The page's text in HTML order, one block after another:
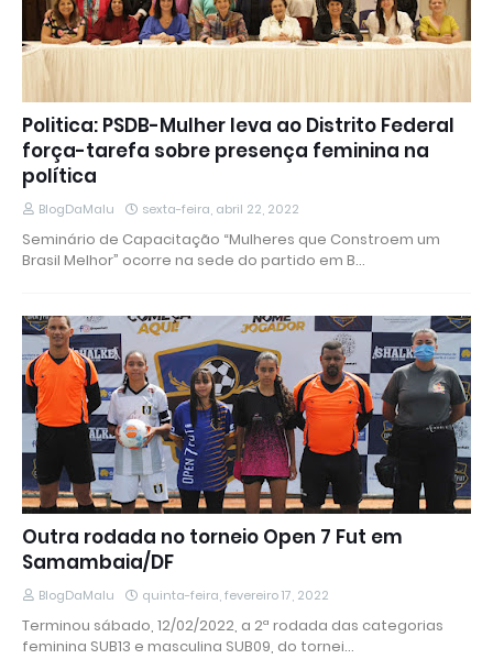
Politica: PSDB-Mulher leva ao Distrito Federal
força-tarefa sobre presença feminina na
política
BlogDaMalu sexta-feira, abril 22, 2022
Seminário de Capacitação “Mulheres que Constroem um
Brasil Melhor” ocorre na sede do partido em B…
Outra rodada no torneio Open 7 Fut em
Samambaia/DF
BlogDaMalu quinta-feira, fevereiro 17, 2022
Terminou sábado, 12/02/2022, a 2ª rodada das categorias
feminina SUB13 e masculina SUB09, do tornei…